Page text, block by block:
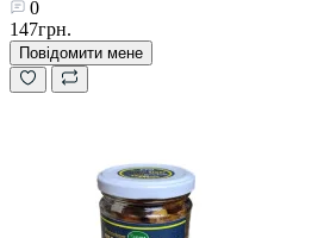
0
147грн.
Повідомити мене